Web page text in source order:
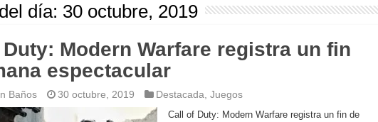
día: 30 octubre, 2019
Modern Warfare registra un fin
espectacular
Baños 30 octubre, 2019 Destacada Juegos
Call of Duty: Modern Warfare registra un fin de